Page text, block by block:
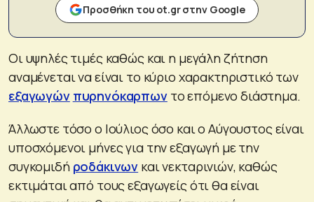
Προσθήκη του ot.gr στην Google
Οι υψηλές τιμές καθώς και η μεγάλη ζήτηση
αναμένεται να είναι το κύριο χαρακτηριστικό των
εξαγωγών πυρηνόκαρπωντο επόμενο διάστημα.
Άλλωστε τόσο ο Ιούλιος όσο και ο Αύγουστος είναι
υποσχόμενοι μήνες για την εξαγωγή με την
συγκομιδή ροδάκινων και νεκταρινιών, καθώς
εκτιμάται από τους εξαγωγείς ότι θα είναι